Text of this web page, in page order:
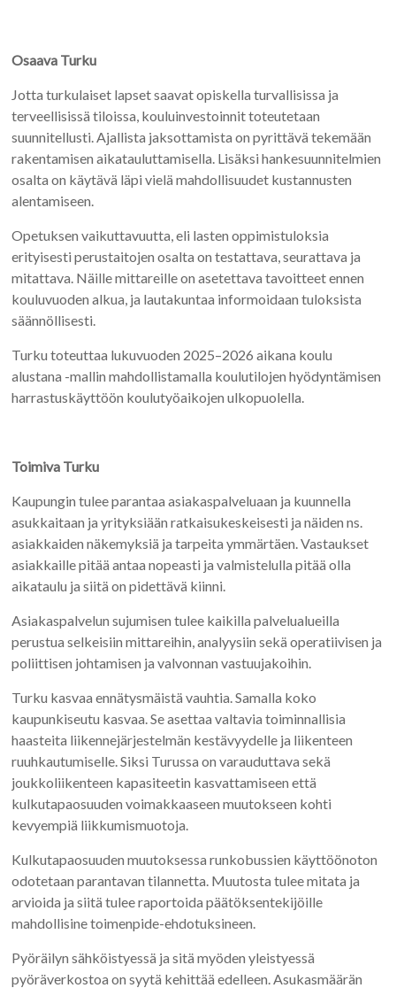
Osaava Turku
Jotta turkulaiset lapset saavat opiskella turvallisissa ja
terveellisissä tiloissa, kouluinvestoinnit toteutetaan
suunnitellusti. Ajallista jaksottamista on pyrittävä tekemään
rakentamisen aikatauluttamisella. Lisäksi hankesuunnitelmien
osalta on käytävä läpi vielä mahdollisuudet kustannusten
alentamiseen.
Opetuksen vaikuttavuutta, eli lasten oppimistuloksia
erityisesti perustaitojen osalta on testattava, seurattava ja
mitattava. Näille mittareille on asetettava tavoitteet ennen
kouluvuoden alkua, ja lautakuntaa informoidaan tuloksista
säännöllisesti.
Turku toteuttaa lukuvuoden 2025–2026 aikana koulu
alustana -mallin mahdollistamalla koulutilojen hyödyntämisen
harrastuskäyttöön koulutyöaikojen ulkopuolella.
Toimiva Turku
Kaupungin tulee parantaa asiakaspalveluaan ja kuunnella
asukkaitaan ja yrityksiään ratkaisukeskeisesti ja näiden ns.
asiakkaiden näkemyksiä ja tarpeita ymmärtäen. Vastaukset
asiakkaille pitää antaa nopeasti ja valmistelulla pitää olla
aikataulu ja siitä on pidettävä kiinni.
Asiakaspalvelun sujumisen tulee kaikilla palvelualueilla
perustua selkeisiin mittareihin, analyysiin sekä operatiivisen ja
poliittisen johtamisen ja valvonnan vastuujakoihin.
Turku kasvaa ennätysmäistä vauhtia. Samalla koko
kaupunkiseutu kasvaa. Se asettaa valtavia toiminnallisia
haasteita liikennejärjestelmän kestävyydelle ja liikenteen
ruuhkautumiselle. Siksi Turussa on varauduttava sekä
joukkoliikenteen kapasiteetin kasvattamiseen että
kulkutapaosuuden voimakkaaseen muutokseen kohti
kevyempiä liikkumismuotoja.
Kulkutapaosuuden muutoksessa runkobussien käyttöönoton
odotetaan parantavan tilannetta. Muutosta tulee mitata ja
arvioida ja siitä tulee raportoida päätöksentekijöille
mahdollisine toimenpide-ehdotuksineen.
Pyöräilyn sähköistyessä ja sitä myöden yleistyessä
pyöräverkostoa on syytä kehittää edelleen. Asukasmäärän